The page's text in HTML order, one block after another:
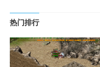
热门排行